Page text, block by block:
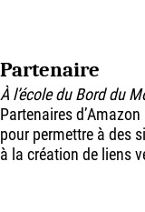
Partenaire
À l’école du Bord du
Partenaires
pour permettre à des
à la création de liens